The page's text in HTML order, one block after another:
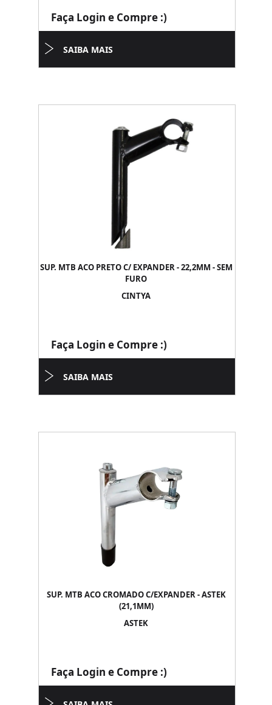
Faça Login e Compre :)
SAIBA MAIS
SUP. MTB ACO PRETO C/ EXPANDER - 22,2MM - SEM
FURO
CINTYA
Faça Login e Compre :)
SAIBA MAIS
SUP. MTB ACO CROMADO C/EXPANDER - ASTEK
(21,1MM)
ASTEK
Faça Login e Compre :)